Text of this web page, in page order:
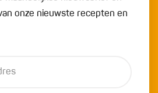
onze nieuwste recepten en